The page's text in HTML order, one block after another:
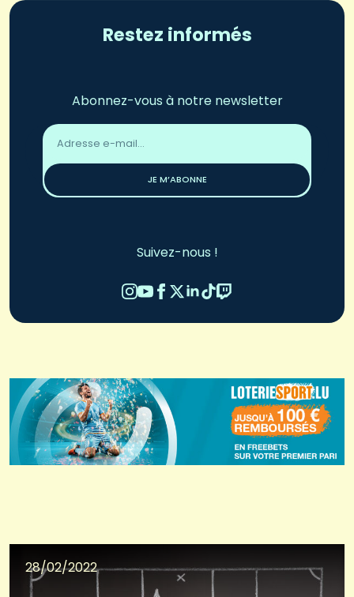
Restez informés
Abonnez-vous à notre newsletter
Adresse
email
JE M’ABONNE
Suivez-nous !
28/02/2022